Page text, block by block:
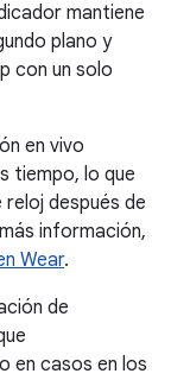
mantiene
plano y
con un solo
en vivo
tiempo, lo que
reloj después de
información,
Wear.
de
en casos en los